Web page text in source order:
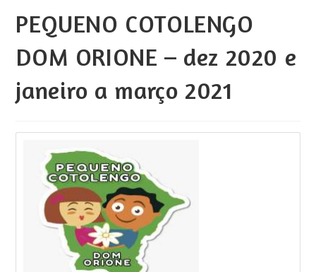
PEQUENO COTOLENGO
DOM ORIONE – dez 2020 e
janeiro a março 2021